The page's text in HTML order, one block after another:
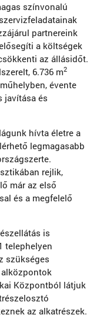
színvonalú
partnereink
a költségek
az állásidőt.
6.736 m2
évente
javítása és
hívta életre a
legmagasabb
rejlik,
már az első
és a megfelelő
is
telephelyen
szükséges
alközpontok
Központból látjuk
az alkatrészek.